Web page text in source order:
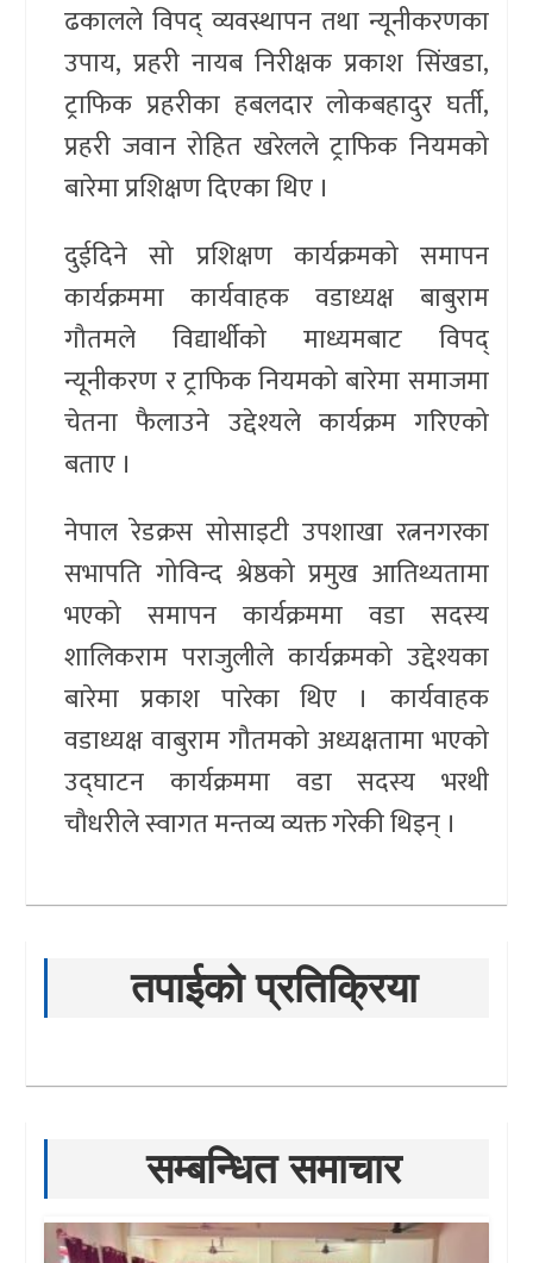
ढकालले विपद् व्यवस्थापन तथा न्यूनीकरणका
उपाय, प्रहरी नायब निरीक्षक प्रकाश सिंखडा,
ट्राफिक प्रहरीका हबलदार लोकबहादुर घर्ती,
प्रहरी जवान रोहित खरेलले ट्राफिक नियमको
बारेमा प्रशिक्षण दिएका थिए ।
दुईदिने सो प्रशिक्षण कार्यक्रमको समापन
कार्यक्रममा कार्यवाहक वडाध्यक्ष बाबुराम
गौतमले विद्यार्थीको माध्यमबाट विपद्
न्यूनीकरण र ट्राफिक नियमको बारेमा समाजमा
चेतना फैलाउने उद्देश्यले कार्यक्रम गरिएको
बताए ।
नेपाल रेडक्रस सोसाइटी उपशाखा रत्ननगरका
सभापति गोविन्द श्रेष्ठको प्रमुख आतिथ्यतामा
भएको समापन कार्यक्रममा वडा सदस्य
शालिकराम पराजुलीले कार्यक्रमको उद्देश्यका
बारेमा प्रकाश पारेका थिए । कार्यवाहक
वडाध्यक्ष वाबुराम गौतमको अध्यक्षतामा भएको
उद्घाटन कार्यक्रममा वडा सदस्य भरथी
चौधरीले स्वागत मन्तव्य व्यक्त गरेकी थिइन् ।
तपाईको प्रतिक्रिया
सम्बन्धित समाचार